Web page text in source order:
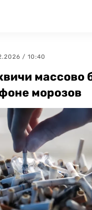
/ 10:40
массово
морозов